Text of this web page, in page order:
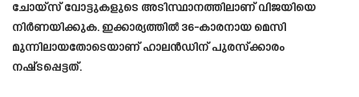
ചോയ്‌സ് വോട്ടുകളുടെ അടിസ്ഥാനത്തിലാണ് വിജയിയെ
നിര്‍ണയിക്കുക. ഇക്കാര്യത്തില്‍ 36-കാരനായ മെസി
മുന്നിലായതോടെയാണ് ഹാലന്‍ഡിന് പുരസ്‌ക്കാരം
നഷ്‌ടപ്പെട്ടത്.